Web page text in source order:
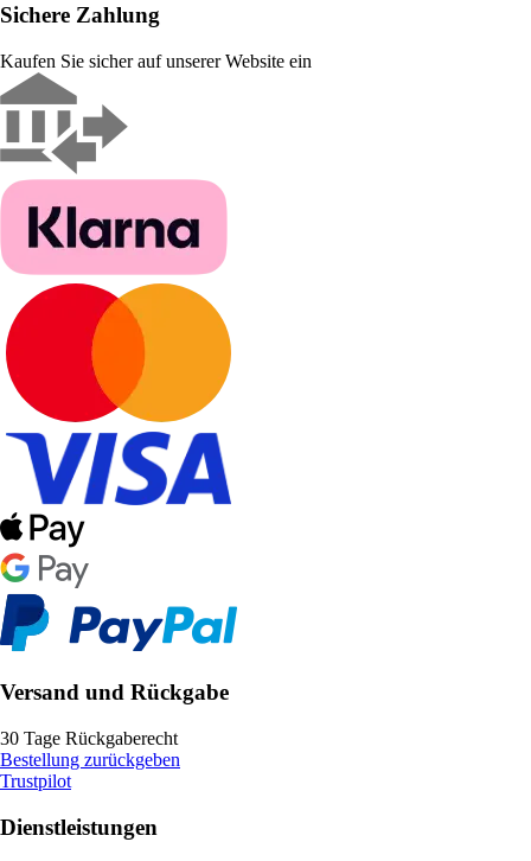
Sichere Zahlung
Kaufen Sie sicher auf unserer Website ein
Versand und Rückgabe
30 Tage Rückgaberecht
Bestellung zurückgeben
Trustpilot
Dienstleistungen